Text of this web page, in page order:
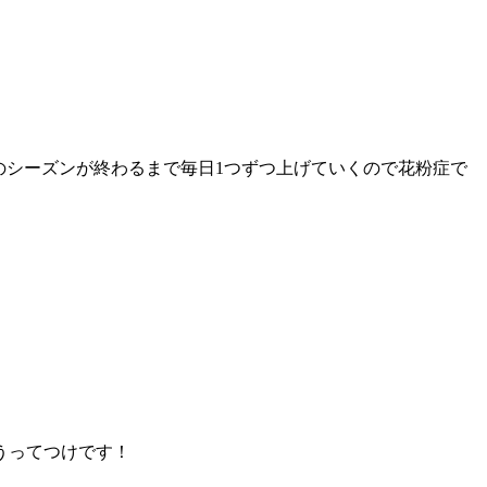
ーズンが終わるまで毎日1つずつ上げていくので花粉症で
てつけです！